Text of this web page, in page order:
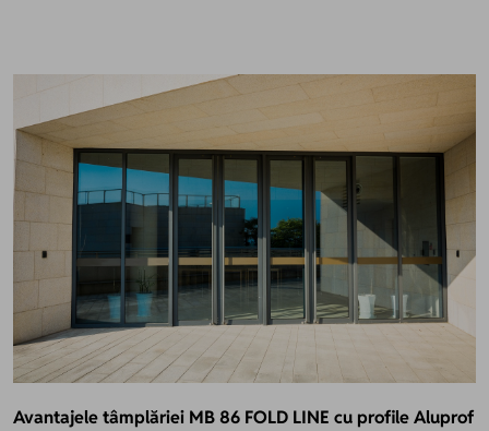
Avantajele tâmplăriei MB 86 FOLD LINE cu profile Aluprof